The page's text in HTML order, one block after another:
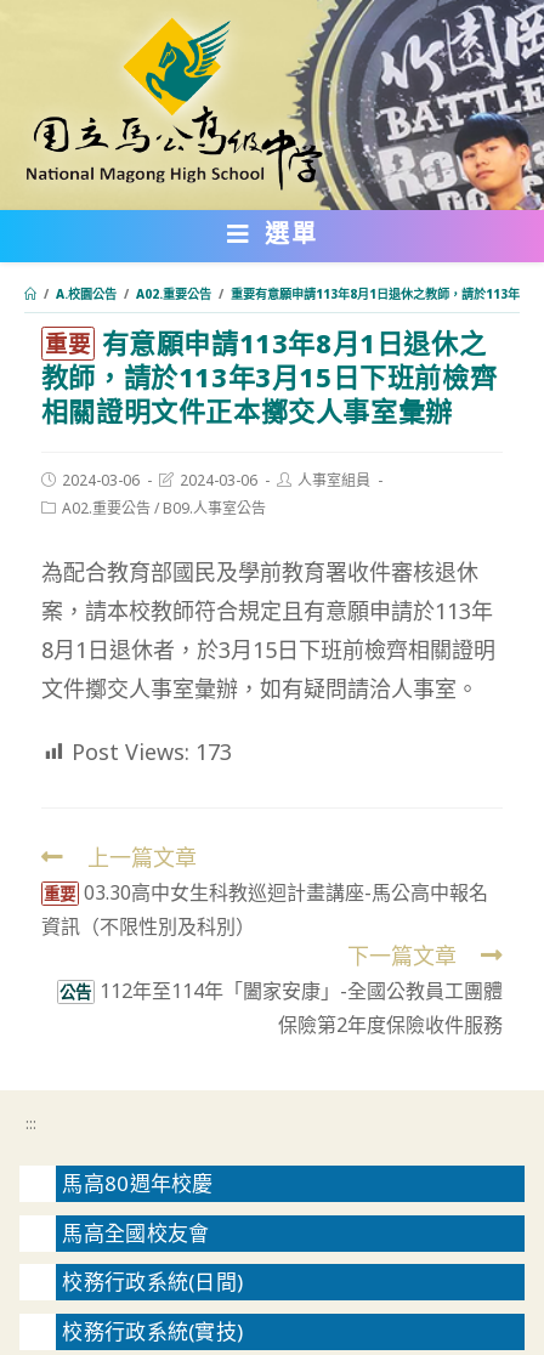
內
選單
/ A.校園公告 / A02.重要公告 / 重要有意願申請113年8月1日退休之教師，請於113年3
重要 有意願申請113年8月1日退休之
教師，請於113年3月15日下班前檢齊
相關證明文件正本擲交人事室彙辦
Post
published:
2024-03-06
Post
modified:
2024-03-06
Post人事室組員
PostA02.重要公告/ B09.人事室公告
為配合教育部國民及學前教育署收件審核退休
案，請本校教師符合規定且有意願申請於113年
8月1日退休者，於3月15日下班前檢齊相關證明
文件擲交人事室彙辦，如有疑問請洽人事室。
Post Views: 173
Read
more
articles
上一篇文章
重要 03.30高中女生科教巡迴計畫講座-馬公高中報名
資訊（不限性別及科別）
下一篇文章
公告 112年至114年「闔家安康」-全國公教員工團體
保險第2年度保險收件服務
:::
馬高80週年校慶
馬高全國校友會
校務行政系統(日間)
校務行政系統(實技)